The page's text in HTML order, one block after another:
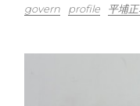
govern profile 平埔